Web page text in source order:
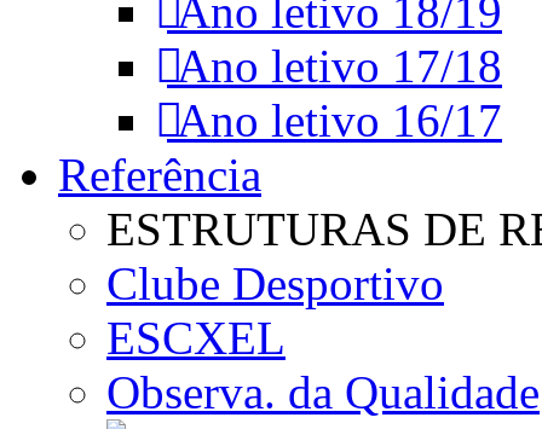
Ano letivo 18/19
Ano letivo 17/18
Ano letivo 16/17
Referência
ESTRUTURAS DE
Clube Desportivo
ESCXEL
Observa. da Qualidade